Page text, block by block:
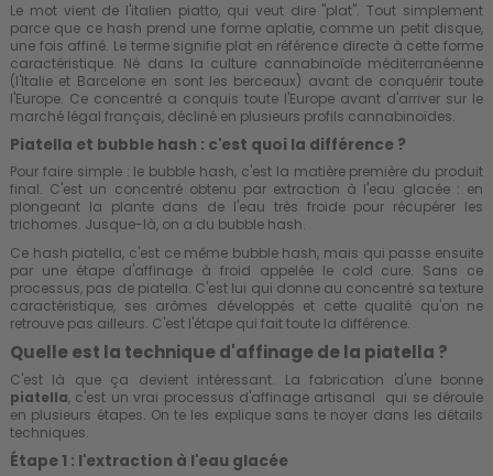
Le mot vient de l'italien piatto, qui veut dire "plat". Tout simplement
parce que ce hash prend une forme aplatie, comme un petit disque,
une fois affiné. Le terme signifie plat en référence directe à cette forme
caractéristique. Né dans la culture cannabinoïde méditerranéenne
(l'Italie et Barcelone en sont les berceaux) avant de conquérir toute
l'Europe. Ce concentré a conquis toute l'Europe avant d'arriver sur le
marché légal français, décliné en plusieurs profils cannabinoïdes.
Piatella et bubble hash : c'est quoi la différence ?
Pour faire simple : le bubble hash, c'est la matière première du produit
final. C'est un concentré obtenu par extraction à l'eau glacée : en
plongeant la plante dans de l'eau très froide pour récupérer les
trichomes. Jusque-là, on a du bubble hash.
Ce hash piatella, c'est ce même bubble hash, mais qui passe ensuite
par une étape d'affinage à froid appelée le cold cure. Sans ce
processus, pas de piatella. C'est lui qui donne au concentré sa texture
caractéristique, ses arômes développés et cette qualité qu'on ne
retrouve pas ailleurs. C'est l'étape qui fait toute la différence.
Quelle est la technique d'affinage de la piatella ?
C'est là que ça devient intéressant. La fabrication d'une bonne
piatella, c'est un vrai processus d'affinage artisanal qui se déroule
en plusieurs étapes. On te les explique sans te noyer dans les détails
techniques.
Étape 1 : l'extraction à l'eau glacée